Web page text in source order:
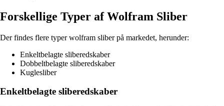
Forskellige Typer af Wolfram Sliber
Der findes flere typer wolfram sliber på markedet, herunder:
Enkeltbelagte sliberedskaber
Dobbeltbelagte sliberedskaber
Kuglesliber
Enkeltbelagte sliberedskaber